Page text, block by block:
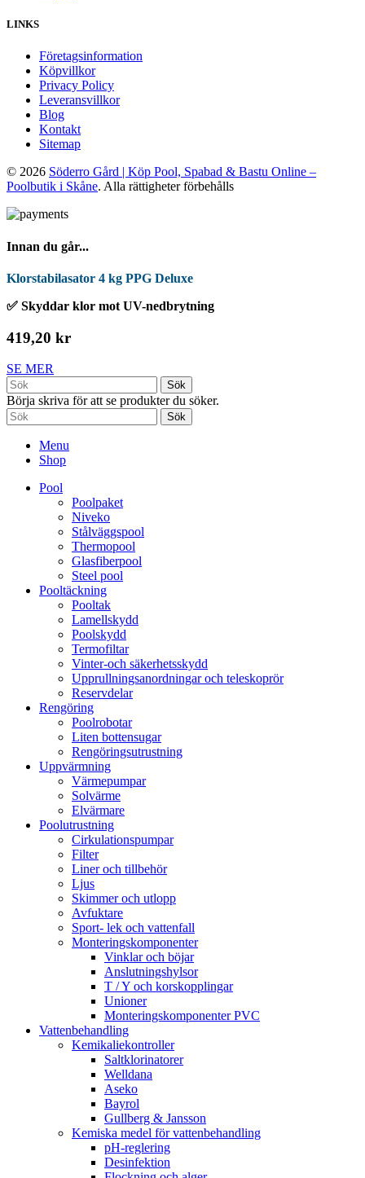
LINKS
Företagsinformation
Köpvillkor
Privacy Policy
Leveransvillkor
Blog
Kontakt
Sitemap
© 2026 Söderro Gård | Köp Pool, Spabad & Bastu Online –
Poolbutik i Skåne. Alla rättigheter förbehålls
Innan du går...
Klorstabilasator 4 kg PPG Deluxe
✅ Skyddar klor mot UV-nedbrytning
419,20 kr
SE MER
Sök
Börja skriva för att se produkter du söker.
Sök
Menu
Shop
Pool
Poolpaket
Niveko
Stålväggspool
Thermopool
Glasfiberpool
Steel pool
Pooltäckning
Pooltak
Lamellskydd
Poolskydd
Termofiltar
Vinter-och säkerhetsskydd
Upprullningsanordningar och teleskoprör
Reservdelar
Rengöring
Poolrobotar
Liten bottensugar
Rengöringsutrustning
Uppvärmning
Värmepumpar
Solvärme
Elvärmare
Poolutrustning
Cirkulationspumpar
Filter
Liner och tillbehör
Ljus
Skimmer och utlopp
Avfuktare
Sport- lek och vattenfall
Monteringskomponenter
Vinklar och böjar
Anslutningshylsor
T / Y och korskopplingar
Unioner
Monteringskomponenter PVC
Vattenbehandling
Kemikaliekontroller
Saltklorinatorer
Welldana
Aseko
Bayrol
Gullberg & Jansson
Kemiska medel för vattenbehandling
pH-reglering
Desinfektion